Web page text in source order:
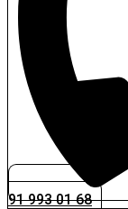
91 993 01 68